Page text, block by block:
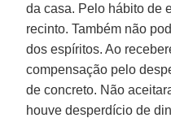
da casa. Pelo hábito de
recinto. Também não
dos espíritos. Ao
compensação pelo
de concreto. Não
houve desperdício de